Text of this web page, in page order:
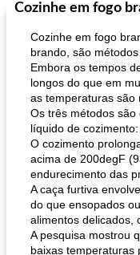
Cozinhe em fogo
Cozinhe em fogo
brando, são
Embora os tempos
longos do que em
as temperaturas são
Os três métodos
líquido de cozimento:
O cozimento
acima de 200degF
endurecimento das
A caça furtiva
do que ensopados
alimentos delicados,
A pesquisa mostrou
baixas temperaturas